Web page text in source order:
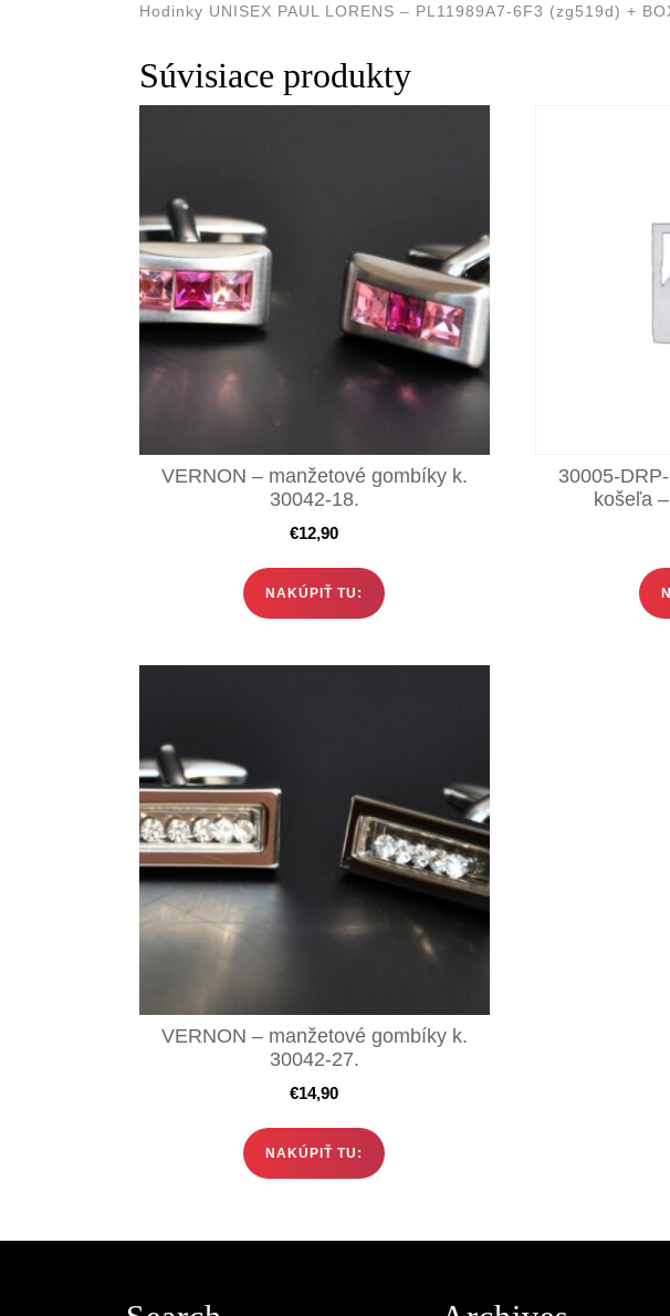
Hodinky UNISEX PAUL LORENS – PL11989A7-6F3 (zg519d) +
Súvisiace produkty
VERNON – manžetové gombíky k.
30042-18.
€12,90
NAKÚPIŤ TU:
30005-
košeľa
VERNON – manžetové gombíky k.
30042-27.
€14,90
NAKÚPIŤ TU: